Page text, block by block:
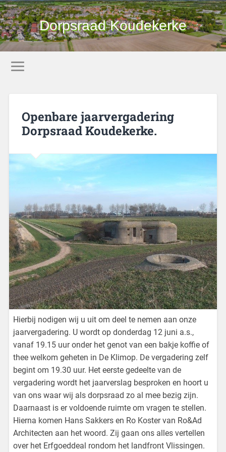
Dorpsraad Koudekerke
Openbare jaarvergadering
Dorpsraad Koudekerke.
Hierbij nodigen wij u uit om deel te nemen aan onze
jaarvergadering. U wordt op donderdag 12 juni a.s.,
vanaf 19.15 uur onder het genot van een bakje koffie of
thee welkom geheten in De Klimop. De vergadering zelf
begint om 19.30 uur. Het eerste gedeelte van de
vergadering wordt het jaarverslag besproken en hoort u
van ons waar wij als dorpsraad zo al mee bezig zijn.
Daarnaast is er voldoende ruimte om vragen te stellen.
Hierna komen Hans Sakkers en Ro Koster van Ro&Ad
Architecten aan het woord. Zij gaan ons alles vertellen
over het Erfgoeddeal rondom het landfront Vlissingen.